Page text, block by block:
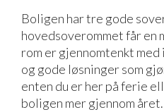
Boligen har tre gode
hovedsoverommet får en
rom er gjennomtenkt
og gode løsninger som
enten du er her på ferie
boligen mer gjennom året.